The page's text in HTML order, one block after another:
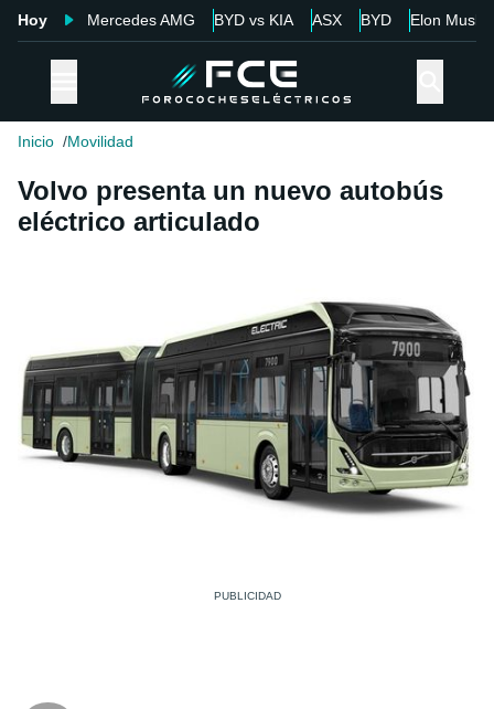
Hoy Mercedes AMG BYD vs KIA ASX BYD Elon Musk
Inicio Movilidad
Volvo presenta un nuevo autobús
eléctrico articulado